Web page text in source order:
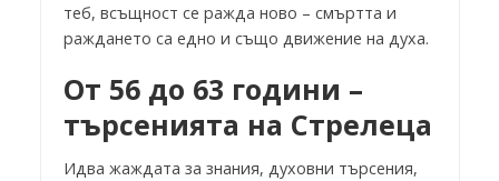
теб, всъщност се ражда ново – смъртта и
раждането са едно и също движение на духа.
От 56 до 63 години –
търсенията на Стрелеца
Идва жаждата за знания, духовни търсения,